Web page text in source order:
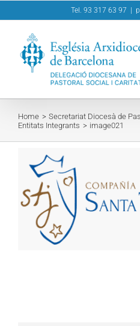
to
Tel. 93 317 63 97
Home
Secretariat Diocesà de
Entitats Integrants
image021